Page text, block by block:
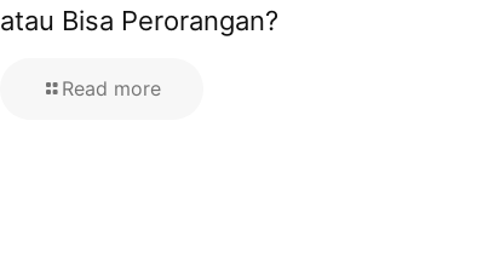
atau Bisa Perorangan?
Read more